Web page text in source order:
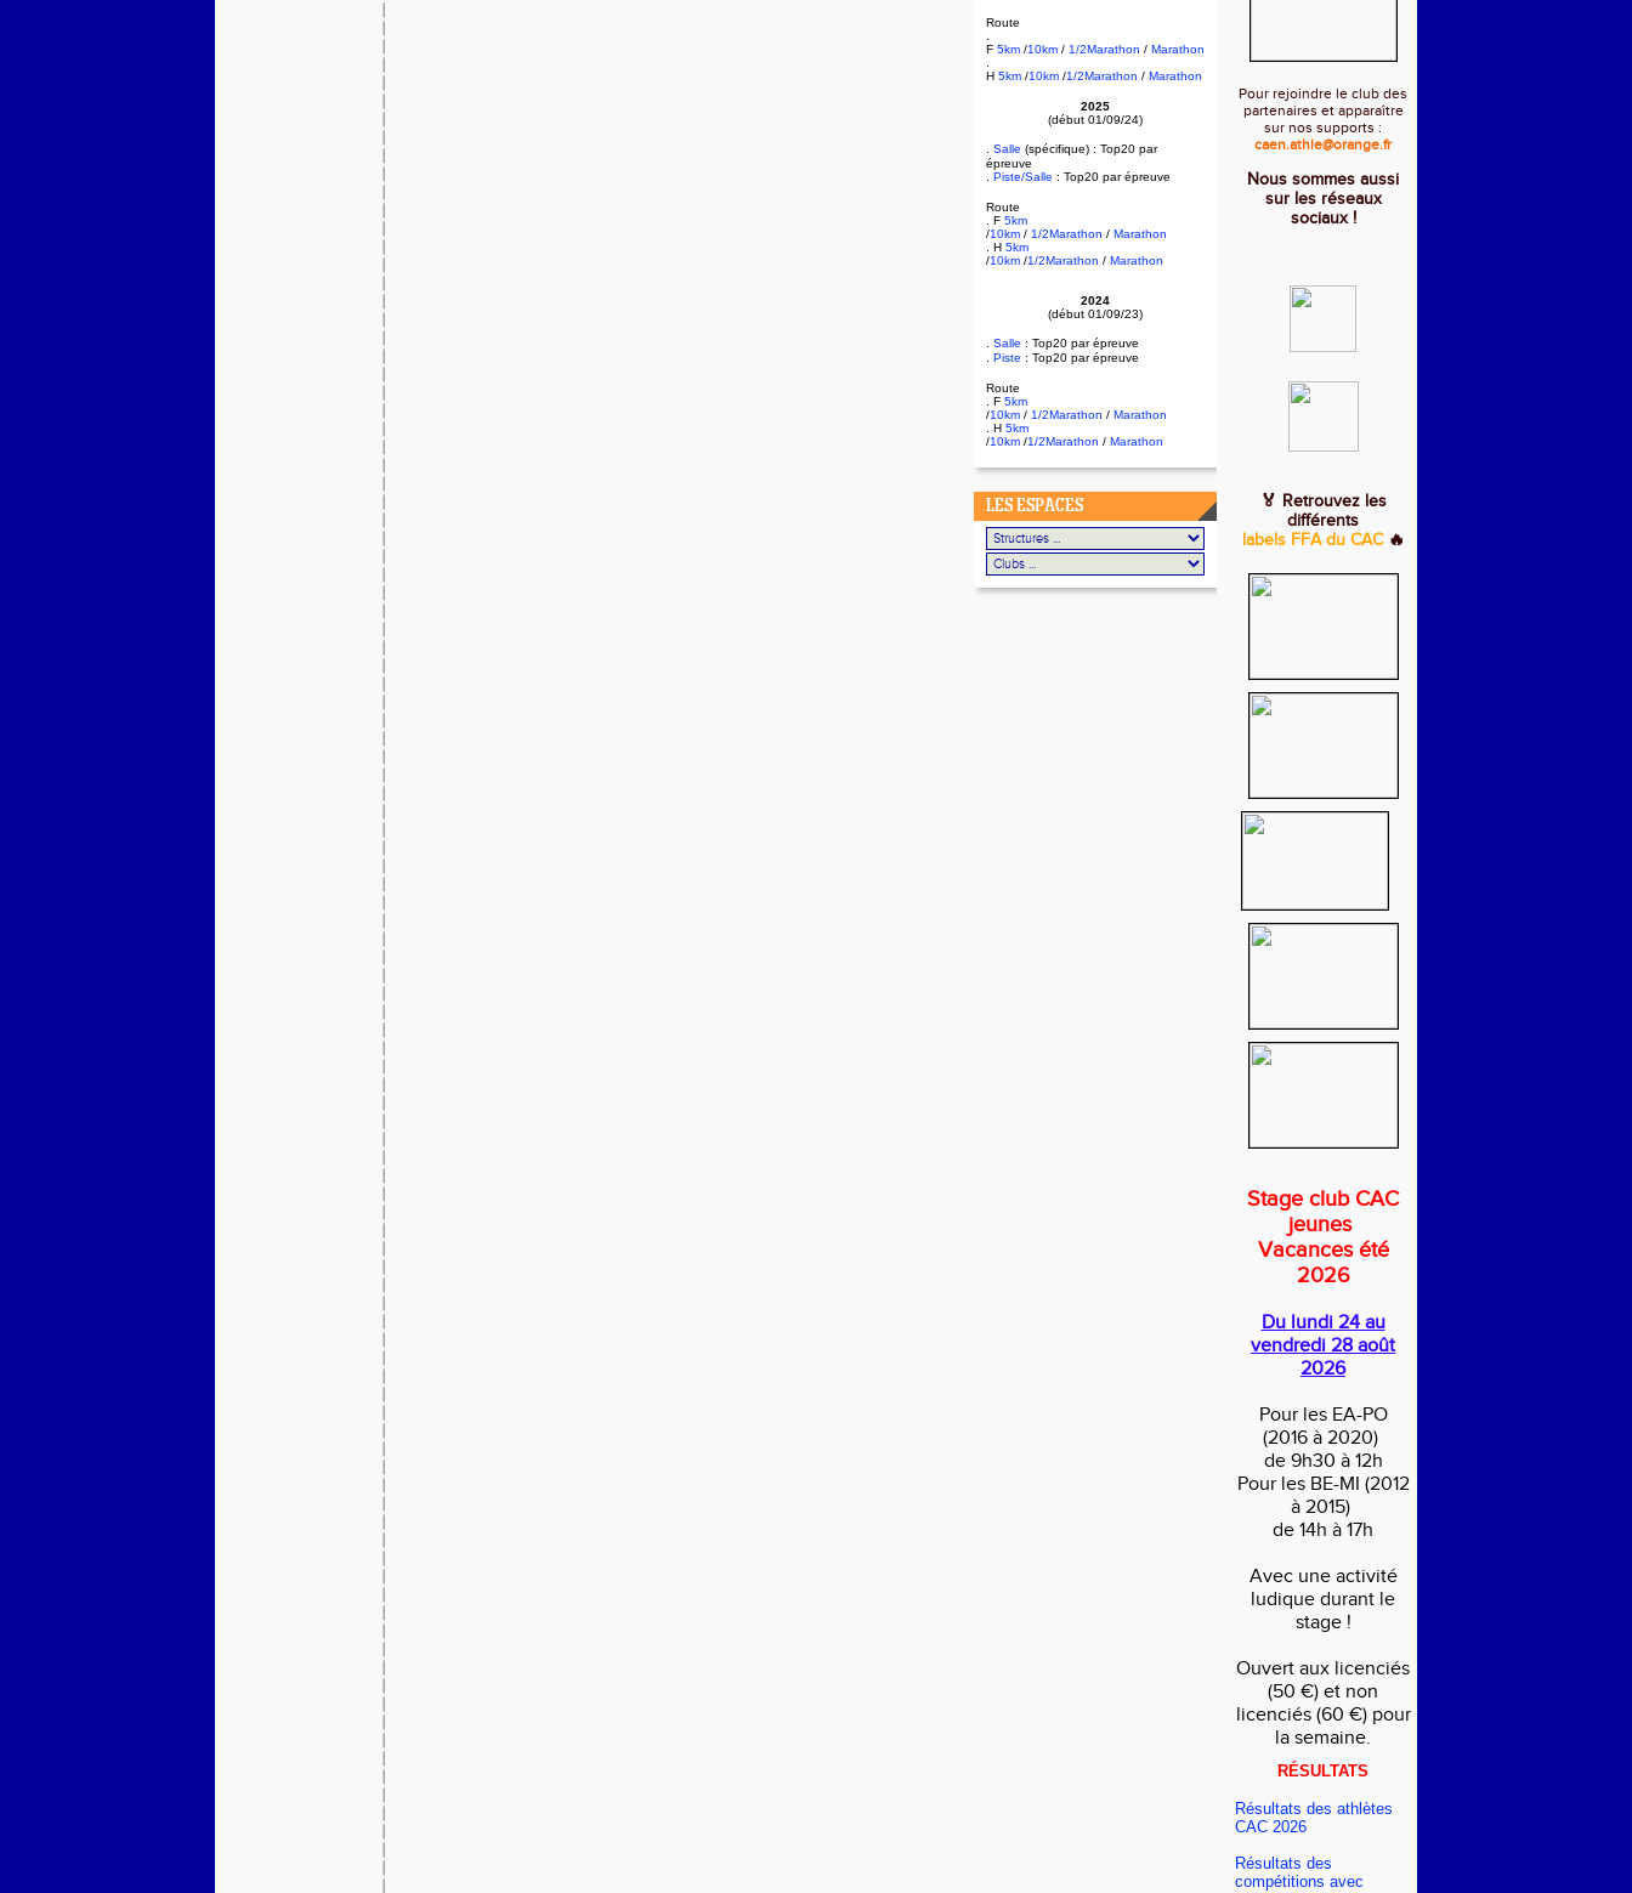
Route
F 5km /10km / 1/2Marathon / Marathon
H 5km /10km /1/2Marathon / Marathon
2025
(début 01/09/24)
. Salle (spécifique) : Top20 par
épreuve
Piste/Salle : Top20 par épreuve
Route
. F 5km
/10km / 1/2Marathon / Marathon
. H 5km
/10km /1/2Marathon / Marathon
2024
(début 01/09/23)
. Salle : Top20 par épreuve
Piste : Top20 par épreuve
Route
. F 5km
/10km / 1/2Marathon / Marathon
. H 5km
/10km /1/2Marathon / Marathon
LES ESPACES
Pour rejoindre le club des
partenaires et apparaître
sur nos supports :
caen.athle@orange.fr
Nous sommes aussi
sur les réseaux
sociaux !
🏅 Retrouvez les
différents
labels FFA du CAC 🔥
Stage club CAC
jeunes
Vacances été
2026
Du lundi 24 au
vendredi 28 août
2026
Pour les EA-PO
(2016 à 2020)
de 9h30 à 12h
Pour les BE-MI (2012
à 2015)
de 14h à 17h
Avec une activité
ludique durant le
stage !
Ouvert aux licenciés
(50 €) et non
licenciés (60 €) pour
la semaine.
RÉSULTATS
Résultats des athlètes
CAC 2026
Résultats des
compétitions avec